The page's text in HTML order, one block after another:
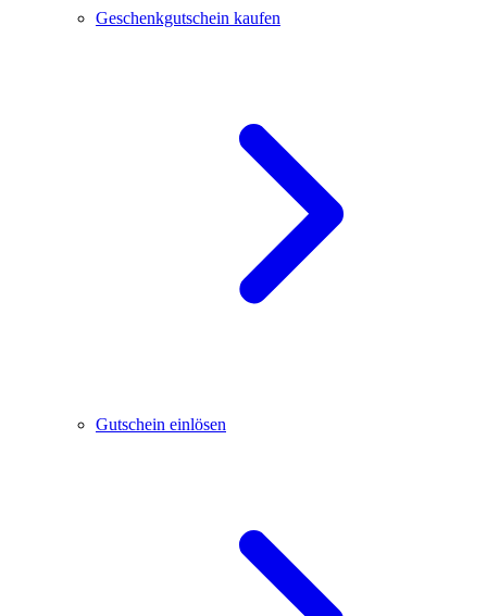
Geschenkgutschein kaufen
Gutschein einlösen